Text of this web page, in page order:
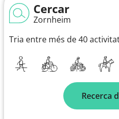
Cercar
Zornheim
Tria entre més de 40
Recerca